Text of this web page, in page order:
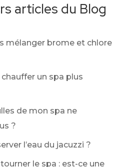
articles du Blog
mélanger brome et chlore
un spa plus
de mon spa ne
?
l’eau du jacuzzi ?
le spa : est-ce une